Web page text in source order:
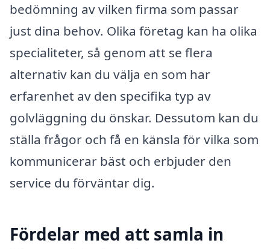
bedömning av vilken firma som passar
just dina behov. Olika företag kan ha olika
specialiteter, så genom att se flera
alternativ kan du välja en som har
erfarenhet av den specifika typ av
golvläggning du önskar. Dessutom kan du
ställa frågor och få en känsla för vilka som
kommunicerar bäst och erbjuder den
service du förväntar dig.
Fördelar med att samla in